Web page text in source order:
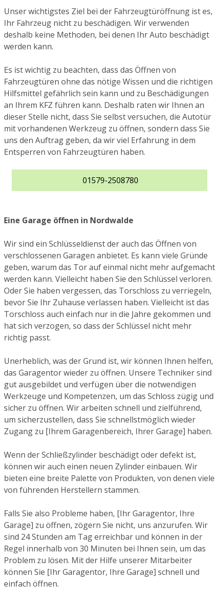
Unser wichtigstes Ziel bei der Fahrzeugtüröffnung ist es,
Ihr Fahrzeug nicht zu beschädigen. Wir verwenden
deshalb keine Methoden, bei denen Ihr Auto beschädigt
werden kann.
Es ist wichtig zu beachten, dass das Öffnen von
Fahrzeugtüren ohne das nötige Wissen und die richtigen
Hilfsmittel gefährlich sein kann und zu Beschädigungen
an Ihrem KFZ führen kann. Deshalb raten wir Ihnen an
dieser Stelle nicht, dass Sie selbst versuchen, die Autotür
mit vorhandenen Werkzeug zu öffnen, sondern dass Sie
uns den Auftrag geben, da wir viel Erfahrung in dem
Entsperren von Fahrzeugtüren haben.
01579-2508780
Eine Garage öffnen in Nordwalde
Wir sind ein Schlüsseldienst der auch das Öffnen von
verschlossenen Garagen anbietet. Es kann viele Gründe
geben, warum das Tor auf einmal nicht mehr aufgemacht
werden kann. Vielleicht haben Sie den Schlüssel verloren.
Oder Sie haben vergessen, das Torschloss zu verriegeln,
bevor Sie Ihr Zuhause verlassen haben. Vielleicht ist das
Torschloss auch einfach nur in die Jahre gekommen und
hat sich verzogen, so dass der Schlüssel nicht mehr
richtig passt.
Unerheblich, was der Grund ist, wir können Ihnen helfen,
das Garagentor wieder zu öffnen. Unsere Techniker sind
gut ausgebildet und verfügen über die notwendigen
Werkzeuge und Kompetenzen, um das Schloss zügig und
sicher zu öffnen. Wir arbeiten schnell und zielführend,
um sicherzustellen, dass Sie schnellstmöglich wieder
Zugang zu [Ihrem Garagenbereich, Ihrer Garage] haben.
Wenn der Schließzylinder beschädigt oder defekt ist,
können wir auch einen neuen Zylinder einbauen. Wir
bieten eine breite Palette von Produkten, von denen viele
von führenden Herstellern stammen.
Falls Sie also Probleme haben, [Ihr Garagentor, Ihre
Garage] zu öffnen, zögern Sie nicht, uns anzurufen. Wir
sind 24 Stunden am Tag erreichbar und können in der
Regel innerhalb von 30 Minuten bei Ihnen sein, um das
Problem zu lösen. Mit der Hilfe unserer Mitarbeiter
können Sie [Ihr Garagentor, Ihre Garage] schnell und
einfach öffnen.